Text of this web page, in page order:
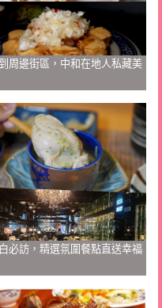
周邊街區，中和在地人私藏美
必訪，精選氛圍餐點直送幸福